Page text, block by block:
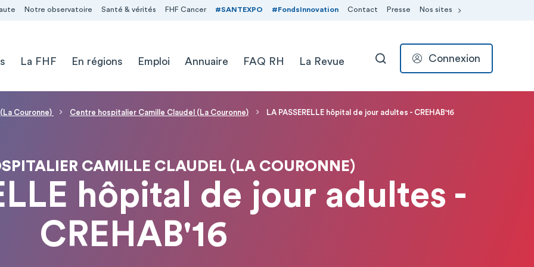
Notre observatoire Santé & vérités FHF Cancer #SANTEXPO #FondsInnovation Contact Presse Nos sites
La FHF En régions Emploi Annuaire FAQ RH La Revue RECHERCHER
Connexion
Couronne) Centre hospitalier Camille Claudel (La Couronne) LA PASSERELLE hôpital de jour adultes - CREHAB'16
CAMILLE CLAUDEL (LA COURONNE)
hôpital de jour adultes -
CREHAB'16